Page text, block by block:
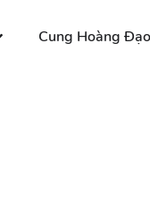
Cung Hoàng Đạo